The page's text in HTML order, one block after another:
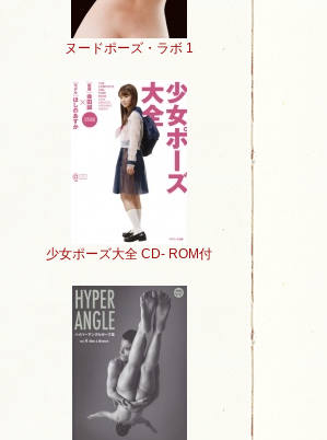
ヌードポーズ・ラボ 1
少女ポーズ大全 CD- ROM付